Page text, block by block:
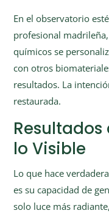
En el observatorio
profesional
químicos se
con otros
resultados. La
restaurada.
lo Visible
Lo que hace
es su capacidad de
solo luce más